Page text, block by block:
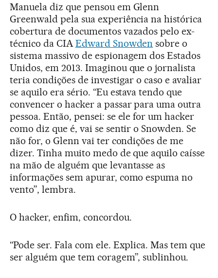
Manuela diz que pensou em Glenn
Greenwald pela sua experiência na histórica
cobertura de documentos vazados pelo ex-
técnico da CIA Edward Snowden sobre o
sistema massivo de espionagem dos Estados
Unidos, em 2013. Imaginou que o jornalista
teria condições de investigar o caso e avaliar
se aquilo era sério. “Eu estava tendo que
convencer o hacker a passar para uma outra
pessoa. Então, pensei: se ele for um hacker
como diz que é, vai se sentir o Snowden. Se
não for, o Glenn vai ter condições de me
dizer. Tinha muito medo de que aquilo caísse
na mão de alguém que levantasse as
informações sem apurar, como espuma no
vento”, lembra.
O hacker, enfim, concordou.
“Pode ser. Fala com ele. Explica. Mas tem que
ser alguém que tem coragem”, sublinhou.